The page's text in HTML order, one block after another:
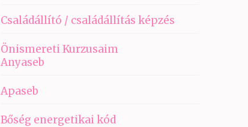
Családállító / családállítás képzés
Önismereti Kurzusaim
Anyaseb
Apaseb
Bőség energetikai kód